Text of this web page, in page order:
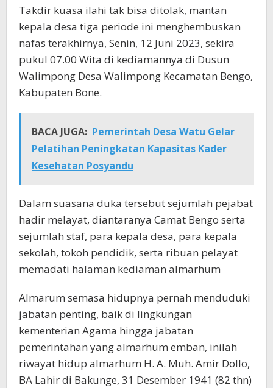
Takdir kuasa ilahi tak bisa ditolak, mantan
kepala desa tiga periode ini menghembuskan
nafas terakhirnya, Senin, 12 Juni 2023, sekira
pukul 07.00 Wita di kediamannya di Dusun
Walimpong Desa Walimpong Kecamatan Bengo,
Kabupaten Bone.
BACA JUGA: Pemerintah Desa Watu Gelar
Pelatihan Peningkatan Kapasitas Kader
Kesehatan Posyandu
Dalam suasana duka tersebut sejumlah pejabat
hadir melayat, diantaranya Camat Bengo serta
sejumlah staf, para kepala desa, para kepala
sekolah, tokoh pendidik, serta ribuan pelayat
memadati halaman kediaman almarhum
Almarum semasa hidupnya pernah menduduki
jabatan penting, baik di lingkungan
kementerian Agama hingga jabatan
pemerintahan yang almarhum emban, inilah
riwayat hidup almarhum H. A. Muh. Amir Dollo,
BA Lahir di Bakunge, 31 Desember 1941 (82 thn)